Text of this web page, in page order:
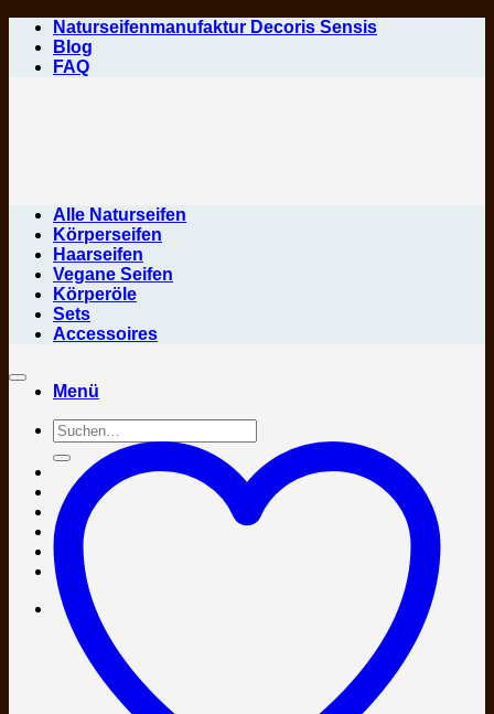
Zum
Inhalt
springen
Naturseifenmanufaktur Decoris Sensis
Blog
FAQ
Menü
Suchen
nach:
Alle Naturseifen
Körperseifen
Haarseifen
Vegane Seifen
Körperöle
Sets
Accessoires